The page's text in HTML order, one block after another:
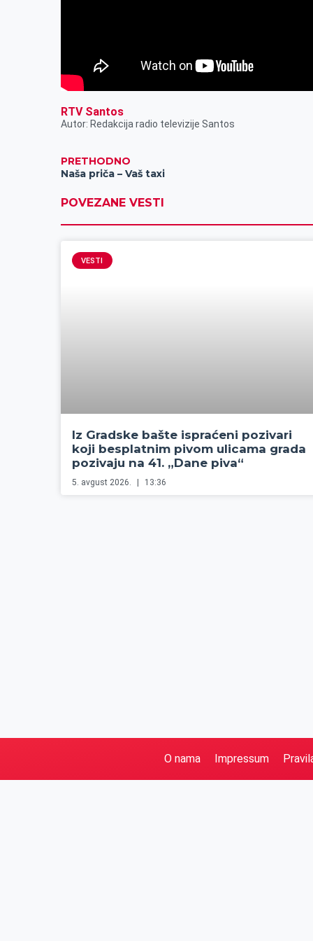
RTV Santos
Autor: Redakcija radio televizije Santos
PRETHODNO
Naša priča – Vaš taxi
POVEZANE VESTI
VESTI
Iz Gradske bašte ispraćeni pozivari
koji besplatnim pivom ulicama grada
pozivaju na 41. „Dane piva“
5. avgust 2026. 13:36
O nama Impressum